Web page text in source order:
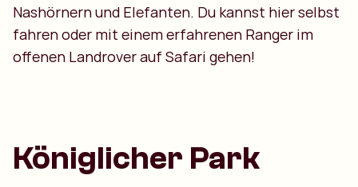
Nashörnern und Elefanten. Du kannst hier selbst
fahren oder mit einem erfahrenen Ranger im
offenen Landrover auf Safari gehen!
Königlicher Park